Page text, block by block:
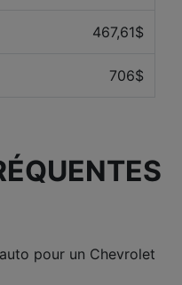
467,61$
706$
pour un Chevrolet